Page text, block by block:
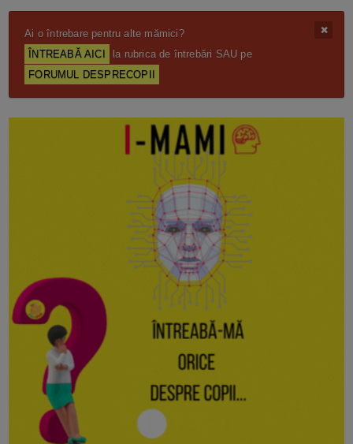
Ai o întrebare pentru alte mămici?
ÎNTREABĂ AICI
la rubrica de întrebări SAU pe
FORUMUL DESPRECOPII